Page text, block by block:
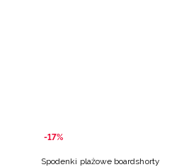
-17%
Spodenki plażowe boardshorty